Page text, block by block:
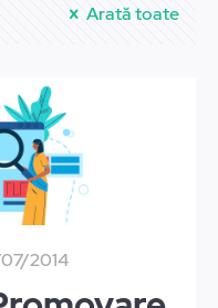
Arată toate
2014